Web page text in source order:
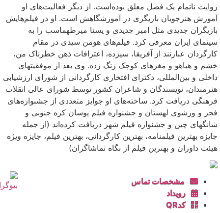
روایت ناتمام یک فصل معلق بوده‌است. از دیگر فعالیت‌های او
آموزش هنرجویان بازیگری در آموزشگاهش است. او در فیلم‌هایش
بازیگران جدیدی مثل امیر جدیدی و یسنا میرطهماسب را به
سینمای ایران معرفی کرد. فیلم‌های هومن سیدی در مقام
کارگردان عبارتند از آفریقا، سیزده، اعترافات ذهن خطرناک من،
خشم و هیاهو و مغزهای کوچک زنگ زده. وی بعد از موفقیتهای
داخلی و بین‌المللی، دکترای افتخاری کارگردانی از شورای ارزشیابی
هنرمندان، نویسندگان و شاعران کشور توسط شورای عالی انقلاب
فرهنگی دریافت کرد. ساخته‌های او جوایز متعددی از جشنواره‌های
فجر و ورشوی لهستان و جشنواره فیلم پوسان کره جنوبی و
شانگهای چین و جشنواره فیلم شهر دریافت کرده‌اند (از جمله
جایزه بهترین فیلمنامه، بهترین کارگردانی، بهترین فیلم، جایزه ویژه
هیئت داوران و بهترین فیلم از نگاه تماشاگران)
مشخصات تماس
رویداد
کدQR